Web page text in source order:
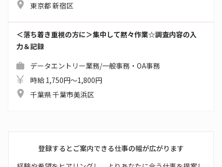
東京都 新宿区
＜落ち着き重視の方に＞集中して黙々作業☆調査内容の入
力＆記録
データエントリー業務/一般事務・OA事務
時給 1,750円～1,800円
千葉県 千葉市美浜区
登録するとご案内できる仕事の幅が広がります